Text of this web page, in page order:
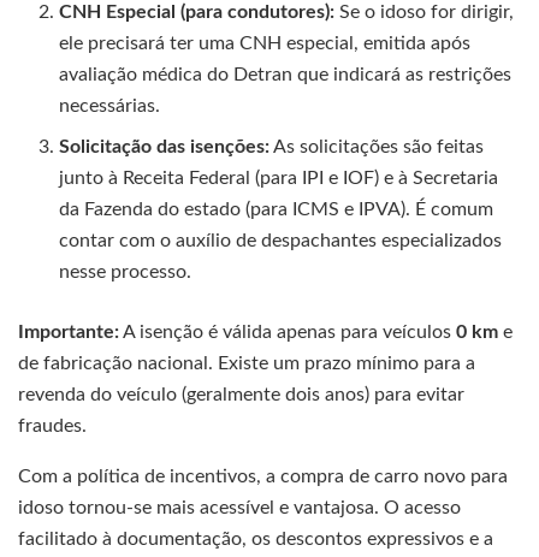
CNH Especial (para condutores): Se o idoso for dirigir,
ele precisará ter uma CNH especial, emitida após
avaliação médica do Detran que indicará as restrições
necessárias.
Solicitação das isenções:As solicitações são feitas
junto à Receita Federal (para IPI e IOF) e à Secretaria
da Fazenda do estado (para ICMS e IPVA). É comum
contar com o auxílio de despachantes especializados
nesse processo.
Importante:A isenção é válida apenas para veículos 0 km e
de fabricação nacional. Existe um prazo mínimo para a
revenda do veículo (geralmente dois anos) para evitar
fraudes.
Com a política de incentivos, a compra de carro novo para
idoso tornou-se mais acessível e vantajosa. O acesso
facilitado à documentação, os descontos expressivos e a